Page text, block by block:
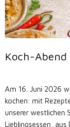
Koch-Abend
Am 16. Juni 2026
kochen: mit
unserer westlichen
Lieblingsessen,